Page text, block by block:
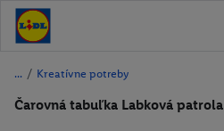
/ Kreatívne potreby
Čarovná tabuľka Labková patrola